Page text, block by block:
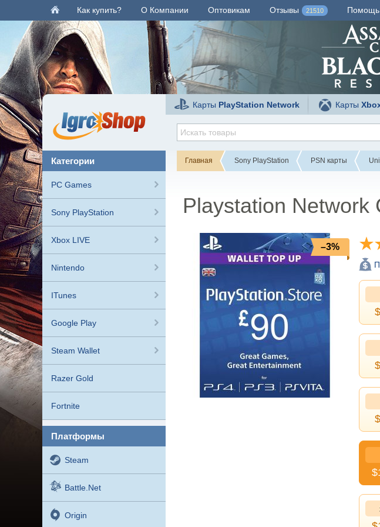
Как купить? О Компании Оптовикам Отзывы 21510 Помощь
Карты PlayStation Network Карты
категории
PC Games
Sony PlayStation
Xbox LIVE
Nintendo
ITunes
Google Play
Steam Wallet
Razer Gold
Fortnite
платформы
Steam
Battle.net
Origin
Главная Sony PlayStation PSN карты
Playstation Network
–3%
$
$
$